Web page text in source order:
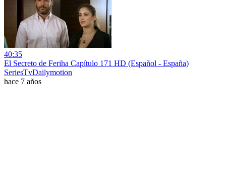
40:35
El Secreto de Feriha Capítulo 171 HD (Español - España)
SeriesTvDailymotion
hace 7 años